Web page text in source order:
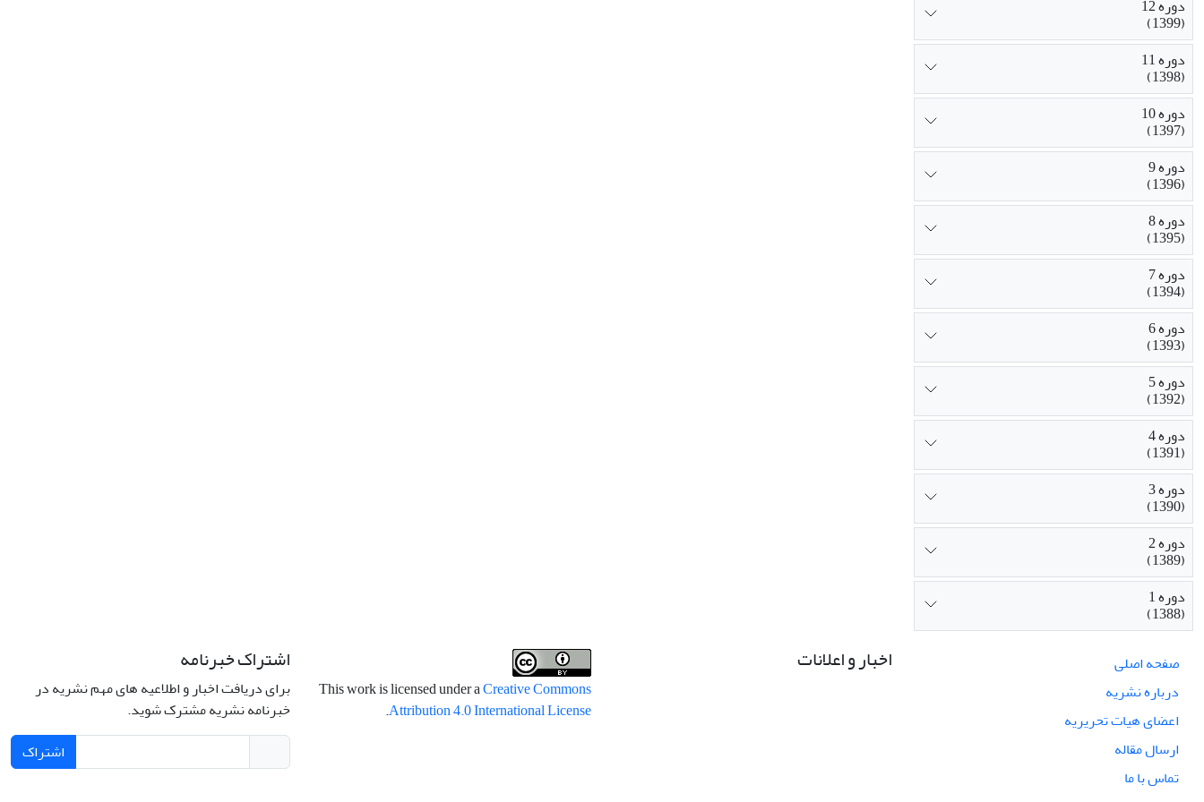
دوره 12
(1399)
دوره 11
(1398)
دوره 10
(1397)
دوره 9
(1396)
دوره 8
(1395)
دوره 7
(1394)
دوره 6
(1393)
دوره 5
(1392)
دوره 4
(1391)
دوره 3
(1390)
دوره 2
(1389)
دوره 1
(1388)
صفحه اصلی
درباره نشریه
اعضای هیات تحریریه
ارسال مقاله
تماس با ما
اخبار و اعلانات
This work is licensed under aCreative Commons
Attribution 4.0 International License
.
اشتراک خبرنامه
برای دریافت اخبار و اطلاعیه های مهم نشریه در
خبرنامه نشریه مشترک شوید.
اشتراک